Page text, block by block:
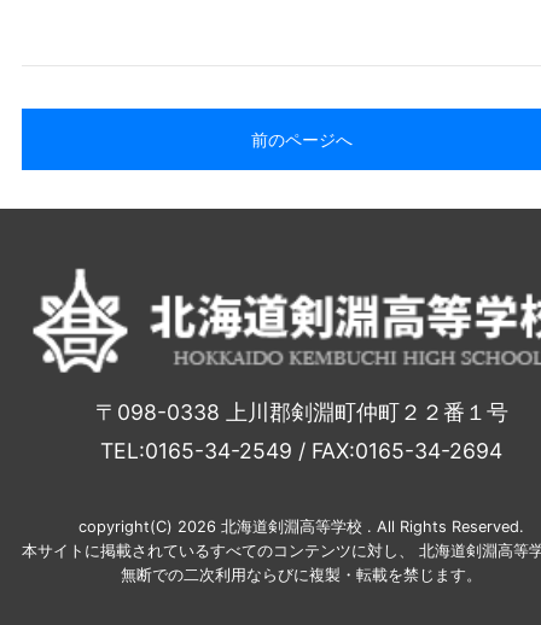
前のページへ
〒098-0338 上川郡剣淵町仲町２２番１号
TEL:0165-34-2549 / FAX:0165-34-2694
copyright(C) 2026 北海道剣淵高等学校 . All Rights Reserved.
本サイトに掲載されているすべてのコンテンツに対し、 北海道剣淵高等
無断での二次利用ならびに複製・転載を禁じます。